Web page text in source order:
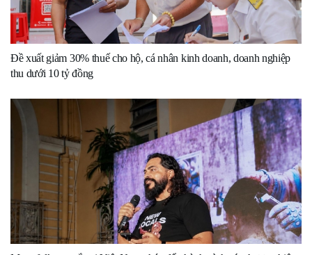
Đề xuất giảm 30% thuế cho hộ, cá nhân kinh doanh, doanh nghiệp
thu dưới 10 tỷ đồng